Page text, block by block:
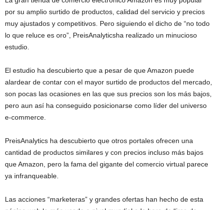
por su amplio surtido de productos, calidad del servicio y precios
muy ajustados y competitivos. Pero siguiendo el dicho de “no todo
lo que reluce es oro”, PreisAnalyticsha realizado un minucioso
estudio.
El estudio ha descubierto que a pesar de que Amazon puede
alardear de contar con el mayor surtido de productos del mercado,
son pocas las ocasiones en las que sus precios son los más bajos,
pero aun así ha conseguido posicionarse como líder del universo
e-commerce.
PreisAnalytics ha descubierto que otros portales ofrecen una
cantidad de productos similares y con precios incluso más bajos
que Amazon, pero la fama del gigante del comercio virtual parece
ya infranqueable.
Las acciones “marketeras” y grandes ofertas han hecho de esta